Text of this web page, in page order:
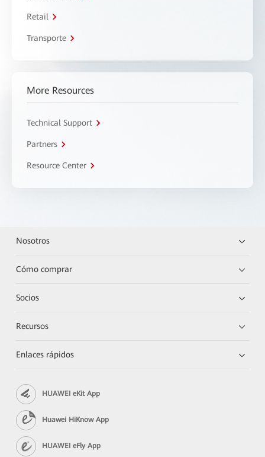
Retail
Transporte
More Resources
Technical Support
Partners
Resource Center
Nosotros
Cómo comprar
Socios
Recursos
Enlaces rápidos
HUAWEI eKit App
Huawei HiKnow App
HUAWEI eFly App